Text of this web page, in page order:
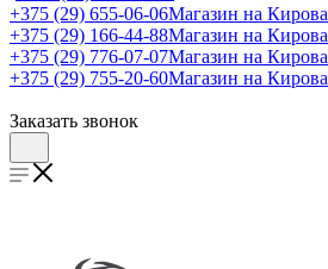
+375 (29) 655-06-06Магазин на Кирова
+375 (29) 166-44-88Магазин на Кирова
+375 (29) 776-07-07Магазин на Кирова
+375 (29) 755-20-60Магазин на Кирова
Заказать звонок